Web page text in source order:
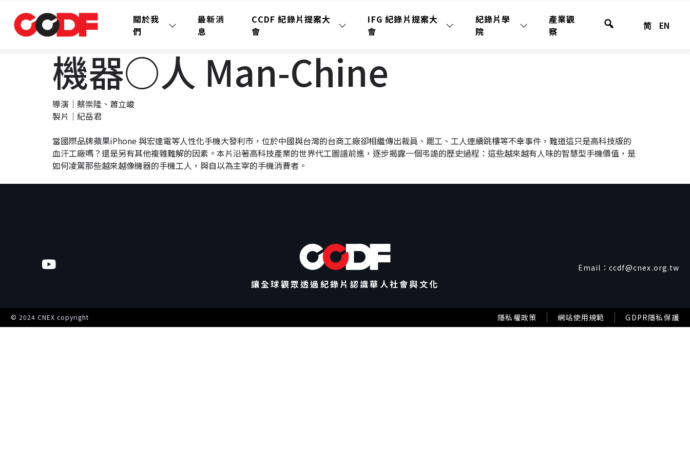
關於我
們
最新消
息
CCDF 紀錄片提案大
會
IFG 紀錄片提案大
會
紀錄片學
院
產業觀
察
全
简 EN
機器○人 Man-Chine
導演│蔡崇隆、蕭立峻
製片│紀岳君
當國際品牌蘋果iPhone 與宏達電等人性化手機大發利市，位於中國與台灣的台商工廠卻相繼傳出裁員、罷工、工人連續跳樓等不幸事件，難道這只是高科技版的
血汗工廠嗎？還是另有其他複雜難解的因素。本片沿著高科技產業的世界代工圖譜前進，逐步揭露一個弔詭的歷史過程：這些越來越有人味的智慧型手機價值，是
如何凌駕那些越來越像機器的手機工人，與自以為主宰的手機消費者。
讓全球觀眾透過紀錄片認識華人社會與文化
Email： ccdf@cnex.org.tw
© 2024 CNEX copyright 隱私權政策 網站使用規範 GDPR隱私保護